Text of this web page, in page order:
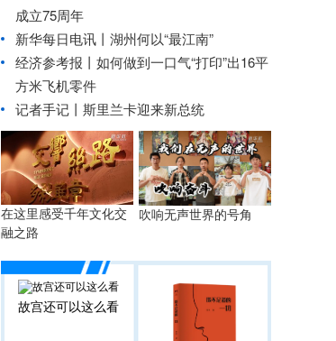
成立75周年
新华每日电讯丨 湖州何以“最江南”
经济参考报丨 如何做到一口气“打印”出16平
方米飞机零件
记者手记丨斯里兰卡迎来新总统
在这里感受千年文化交
融之路
吹响无声世界的号角
故宫还可以这么看